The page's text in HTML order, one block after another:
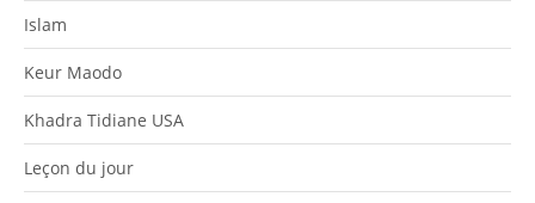
Islam
Keur Maodo
Khadra Tidiane USA
Leçon du jour